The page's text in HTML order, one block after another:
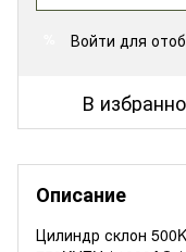
Войти для
В
Описание
Цилиндр склон